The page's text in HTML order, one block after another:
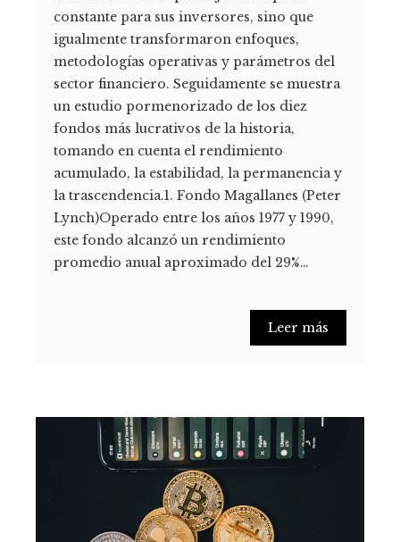
constante para sus inversores, sino que
igualmente transformaron enfoques,
metodologías operativas y parámetros del
sector financiero. Seguidamente se muestra
un estudio pormenorizado de los diez
fondos más lucrativos de la historia,
tomando en cuenta el rendimiento
acumulado, la estabilidad, la permanencia y
la trascendencia.1. Fondo Magallanes (Peter
Lynch)Operado entre los años 1977 y 1990,
este fondo alcanzó un rendimiento
promedio anual aproximado del 29%…
Leer más